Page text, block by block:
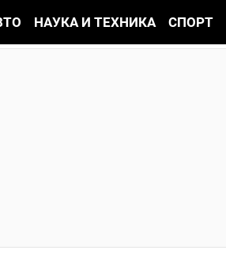
НАУКА И ТЕХНИКА СПОРТ